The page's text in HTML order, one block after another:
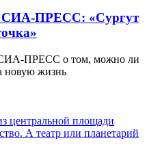
СИА-ПРЕСС: «Сургут
СИА-ПРЕСС о том, можно ли
новую жизнь